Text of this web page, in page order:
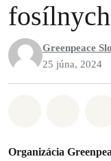
Greenpeace
25 júna, 2024
Organizácia